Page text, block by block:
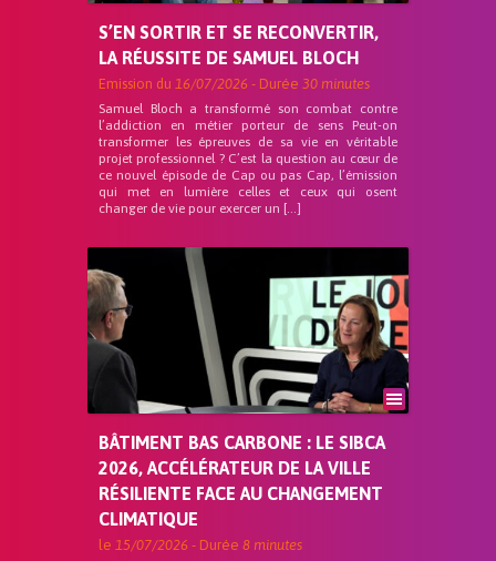
S’EN SORTIR ET SE RECONVERTIR,
LA RÉUSSITE DE SAMUEL BLOCH
Emission du 16/07/2026 - Durée 30 minutes
Samuel Bloch a transformé son combat contre
l’addiction en métier porteur de sens Peut-on
transformer les épreuves de sa vie en véritable
projet professionnel ? C’est la question au cœur de
ce nouvel épisode de Cap ou pas Cap, l’émission
qui met en lumière celles et ceux qui osent
changer de vie pour exercer un […]
BÂTIMENT BAS CARBONE : LE SIBCA
2026, ACCÉLÉRATEUR DE LA VILLE
RÉSILIENTE FACE AU CHANGEMENT
CLIMATIQUE
le 15/07/2026 - Durée 8 minutes